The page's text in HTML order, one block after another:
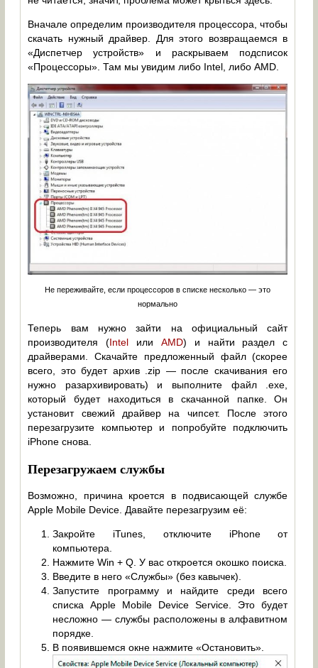
Вначале определим производителя процессора, чтобы
скачать нужный драйвер. Для этого возвращаемся в
«Диспетчер устройств» и раскрываем подсписок
«Процессоры». Там мы увидим либо Intel, либо AMD.
Не переживайте, если процессоров в списке несколько — это
нормально
Теперь вам нужно зайти на официальный сайт
производителя (Intel или AMD) и найти раздел с
драйверами. Скачайте предложенный файл (скорее
всего, это будет архив .zip — после скачивания его
нужно разархивировать) и выполните файл .exe,
который будет находиться в скачанной папке. Он
установит свежий драйвер на чипсет. После этого
перезагрузите компьютер и попробуйте подключить
iPhone снова.
Перезагружаем службы
Возможно, причина кроется в подвисающей службе
Apple Mobile Device. Давайте перезагрузим её:
Закройте iTunes, отключите iPhone от
компьютера.
Нажмите Win + Q. У вас откроется окошко поиска.
Введите в него «Службы» (без кавычек).
Запустите программу и найдите среди всего
списка Apple Mobile Device Service. Это будет
несложно — службы расположены в алфавитном
порядке.
В появившемся окне нажмите «Остановить».